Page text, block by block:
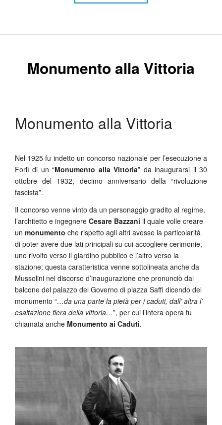
Monumento alla Vittoria
Monumento alla Vittoria
Nel 1925 fu indetto un concorso nazionale per l’esecuzione a
Forlì di un “Monumento alla Vittoria” da inaugurarsi il 30
ottobre del 1932, decimo anniversario della “rivoluzione
fascista”.
Il concorso venne vinto da un personaggio gradito al regime,
l’architetto e ingegnere Cesare Bazzani il quale volle creare
un monumento che rispetto agli altri avesse la particolarità
di poter avere due lati principali su cui accogliere cerimonie,
uno rivolto verso il giardino pubblico e l’altro verso la
stazione; questa caratteristica venne sottolineata anche da
Mussolini nel discorso d’inaugurazione che pronunciò dal
balcone del palazzo del Governo di piazza Saffi dicendo del
monumento “…da una parte la pietà per i caduti, dall’ altra l’
esaltazione fiera della vittoria…”, per cui l’intera opera fu
chiamata anche Monumento ai Caduti.